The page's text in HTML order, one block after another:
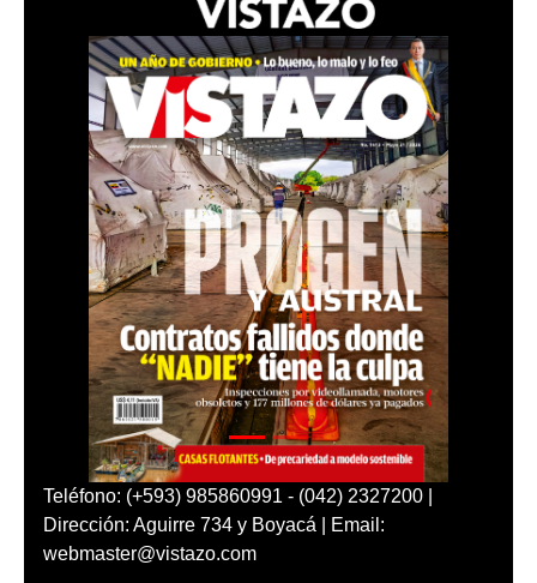
Teléfono: (+593) 985860991 - (042) 2327200 |
Dirección: Aguirre 734 y Boyacá | Email:
webmaster@vistazo.com